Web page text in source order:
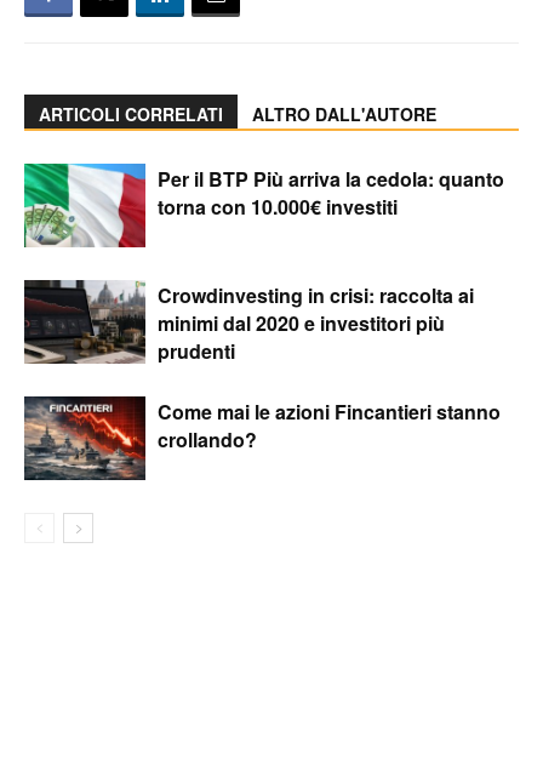
ARTICOLI CORRELATI ALTRO DALL'AUTORE
Per il BTP Più arriva la cedola: quanto
torna con 10.000€ investiti
Crowdinvesting in crisi: raccolta ai
minimi dal 2020 e investitori più
prudenti
Come mai le azioni Fincantieri stanno
crollando?